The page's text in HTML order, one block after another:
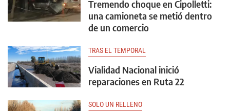
Tremendo choque en Cipolletti:
una camioneta se metió dentro
de un comercio
TRAS EL TEMPORAL
Vialidad Nacional inició
reparaciones en Ruta 22
SOLO UN RELLENO